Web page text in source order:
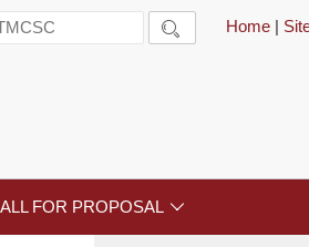
Home |

FOR PROPOSAL 